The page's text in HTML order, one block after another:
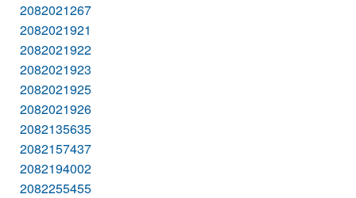
2082021267
2082021921
2082021922
2082021923
2082021925
2082021926
2082135635
2082157437
2082194002
2082255455